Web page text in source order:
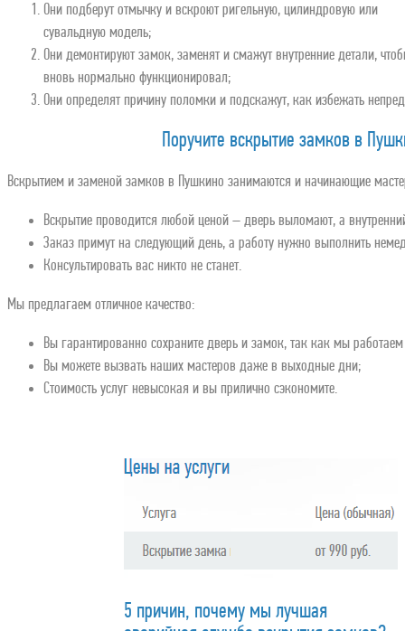
Они подберут отмычку и вскроют ригельную, цилиндровую или
сувальдную модель;
Они демонтируют замок, заменят и смажут внутренние детали,
вновь нормально функционировал;
Они определят причину поломки и подскажут, как избежать
Поручите вскрытие замков в
Вскрытием и заменой замков в Пушкино занимаются и начинающие
Вскрытие проводится любой ценой – дверь выломают, а
Заказ примут на следующий день, а работу нужно выполнить
Консультировать вас никто не станет.
Мы предлагаем отличное качество:
Вы гарантированно сохраните дверь и замок, так как мы
Вы можете вызвать наших мастеров даже в выходные дни;
Стоимость услуг невысокая и вы прилично сэкономите.
5 причин, почему мы лучшая